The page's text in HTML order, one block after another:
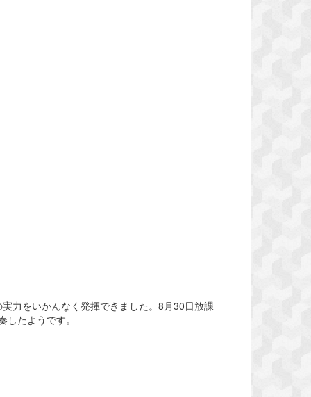
力をいかんなく発揮できました。8月30日放課
たようです。